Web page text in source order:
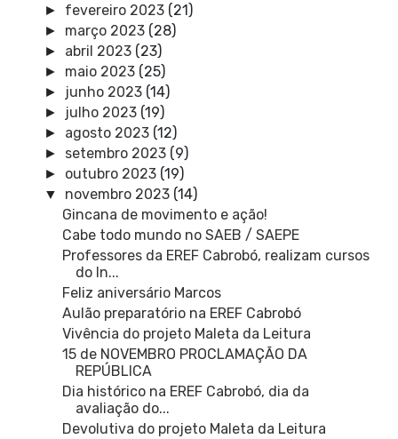
► fevereiro 2023 (21)
► março 2023 (28)
► abril 2023 (23)
► maio 2023 (25)
► junho 2023 (14)
► julho 2023 (19)
► agosto 2023 (12)
► setembro 2023 (9)
► outubro 2023 (19)
▼ novembro 2023 (14)
Gincana de movimento e ação!
Cabe todo mundo no SAEB / SAEPE
Professores da EREF Cabrobó, realizam cursos
do In...
Feliz aniversário Marcos
Aulão preparatório na EREF Cabrobó
Vivência do projeto Maleta da Leitura
15 de NOVEMBRO PROCLAMAÇÃO DA
REPÚBLICA
Dia histórico na EREF Cabrobó, dia da
avaliação do...
Devolutiva do projeto Maleta da Leitura